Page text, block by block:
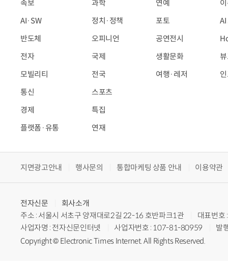
속보
AI·SW
반도체
전자
모빌리티
통신
경제
플랫폼·유통
과학
정치·정책
오피니언
국제
전국
스포츠
특집
연재
연예
포토
공연전시
생활문화
여행·레저
지면광고안내 행사문의 통합마케팅 상품 안내 이용약관
전자신문
회사소개
주소 : 서울시 서초구 양재대로2길 22-16 호반파크1관
대표번
사업자명 : 전자신문인터넷
사업자번호 : 107-81-80959
발
Copyright © Electronic Times Internet. All Rights Reserved.